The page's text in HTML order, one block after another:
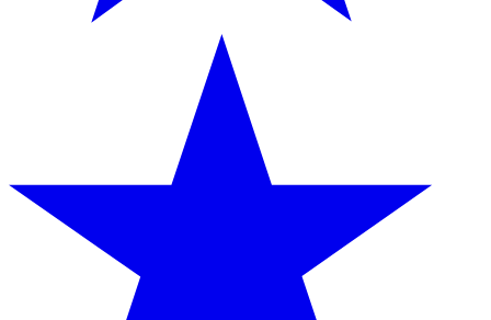
mit unseren Partnern für soziale Medien, Werbung und
Analysen. Diese Partner können diese Daten mit anderen
Informationen kombinieren, die Sie ihnen zur Verfügung
gestellt haben oder die sie auf der Grundlage Ihrer
Nutzung ihrer Dienste gesammelt haben.